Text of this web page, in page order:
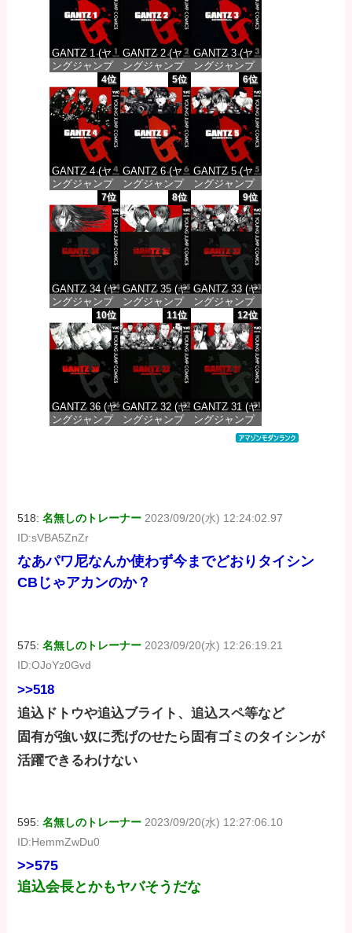
GANTZ 1 (ヤ
ングジャンプ
コミックス
DIGITAL)
価格：¥100
GANTZ 2 (ヤ
ングジャンプ
コミックス
DIGITAL)
価格：¥100
GANTZ 3 (ヤ
ングジャンプ
コミックス
DIGITAL)
価格：¥100
4位
GANTZ 4 (ヤ
ングジャンプ
コミックス
DIGITAL)
価格：¥100
5位
GANTZ 6 (ヤ
ングジャンプ
コミックス
DIGITAL)
価格：¥100
6位
GANTZ 5 (ヤ
ングジャンプ
コミックス
DIGITAL)
価格：¥100
7位
GANTZ 34 (ヤ
ングジャンプ
コミックス
DIGITAL)
価格：¥100
8位
GANTZ 35 (ヤ
ングジャンプ
コミックス
DIGITAL)
価格：¥100
9位
GANTZ 33 (ヤ
ングジャンプ
コミックス
DIGITAL)
価格：¥100
10位
GANTZ 36 (ヤ
ングジャンプ
11位
GANTZ 32 (ヤ
ングジャンプ
12位
GANTZ 31 (ヤ
ングジャンプ
コミックス
518:名無しのトレーナー 2023/09/20(水) 12:24:02.97
ID:sVBA5ZnZr
なあパワ尼なんか使わず今までどおりタイシン
CBじゃアカンのか？
575:名無しのトレーナー 2023/09/20(水) 12:26:19.21
ID:OJoYz0Gvd
>>518
追込ドトウや追込ブライト、追込スペ等など
固有が強い奴に禿げのせたら固有ゴミのタイシンが
活躍できるわけない
595:名無しのトレーナー 2023/09/20(水) 12:27:06.10
ID:HemmZwDu0
>>575
追込会長とかもヤバそうだな